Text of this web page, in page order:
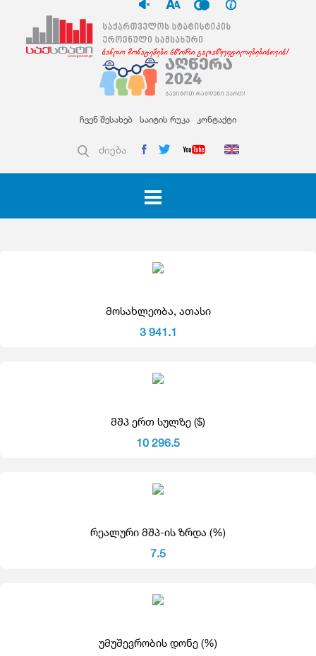
ჩვენ შესახებ საიტის რუკა კონტაქტი
ძიება
მოსახლეობა, ათასი
3 941.1
მშპ ერთ სულზე ($)
10 296.5
რეალური მშპ-ის ზრდა (%)
7.5
უმუშევრობის დონე (%)